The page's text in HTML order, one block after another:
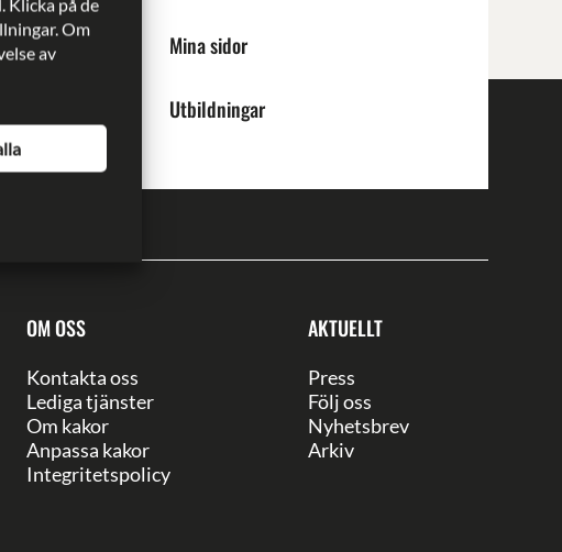
Om
av
Mina sidor
Utbildningar
OM OSS
Kontakta oss
Lediga tjänster
Om kakor
Anpassa kakor
Integritetspolicy
AKTUELLT
Press
Följ oss
Nyhetsbrev
Arkiv